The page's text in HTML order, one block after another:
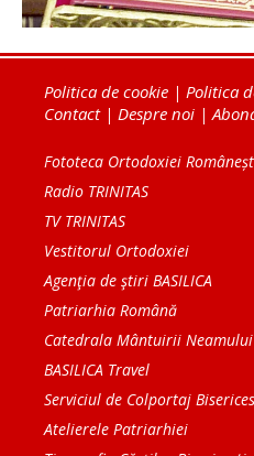
Politica de cookie | Politica
Contact| Despre noi |
Fototeca Ortodoxiei
Radio TRINITAS
TV TRINITAS
Vestitorul Ortodoxiei
Agenţia de ştiri BASILICA
Patriarhia Română
Catedrala Mântuirii Neamului
BASILICA Travel
Serviciul de Colportaj
Atelierele Patriarhiei